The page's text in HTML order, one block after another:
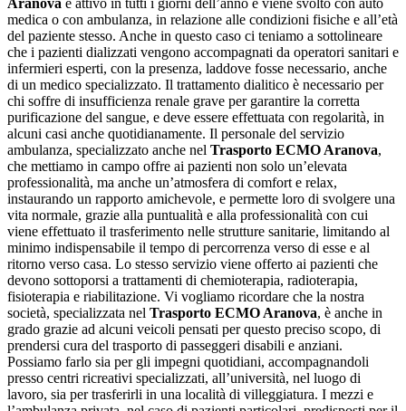
Aranova è attivo in tutti i giorni dell’anno e viene svolto con auto
medica o con ambulanza, in relazione alle condizioni fisiche e all’età
del paziente stesso. Anche in questo caso ci teniamo a sottolineare
che i pazienti dializzati vengono accompagnati da operatori sanitari e
infermieri esperti, con la presenza, laddove fosse necessario, anche
di un medico specializzato. Il trattamento dialitico è necessario per
chi soffre di insufficienza renale grave per garantire la corretta
purificazione del sangue, e deve essere effettuata con regolarità, in
alcuni casi anche quotidianamente. Il personale del servizio
ambulanza, specializzato anche nel Trasporto ECMO Aranova,
che mettiamo in campo offre ai pazienti non solo un’elevata
professionalità, ma anche un’atmosfera di comfort e relax,
instaurando un rapporto amichevole, e permette loro di svolgere una
vita normale, grazie alla puntualità e alla professionalità con cui
viene effettuato il trasferimento nelle strutture sanitarie, limitando al
minimo indispensabile il tempo di percorrenza verso di esse e al
ritorno verso casa. Lo stesso servizio viene offerto ai pazienti che
devono sottoporsi a trattamenti di chemioterapia, radioterapia,
fisioterapia e riabilitazione. Vi vogliamo ricordare che la nostra
società, specializzata nel Trasporto ECMO Aranova, è anche in
grado grazie ad alcuni veicoli pensati per questo preciso scopo, di
prendersi cura del trasporto di passeggeri disabili e anziani.
Possiamo farlo sia per gli impegni quotidiani, accompagnandoli
presso centri ricreativi specializzati, all’università, nel luogo di
lavoro, sia per trasferirli in una località di villeggiatura. I mezzi e